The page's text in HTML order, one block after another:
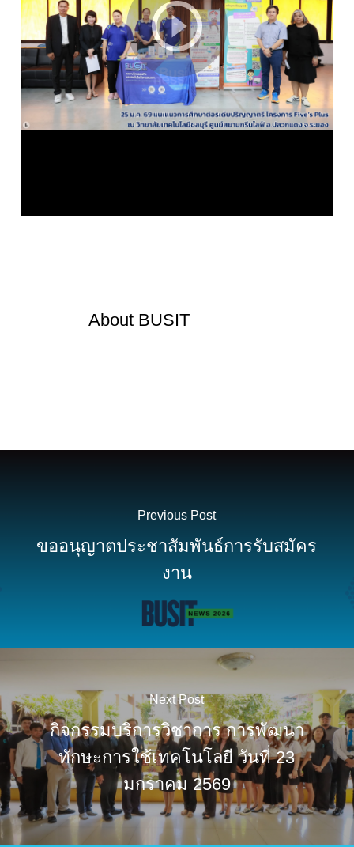
AboutBUSIT
Previous Post
ขออนุญาตประชาสัมพันธ์การรับสมัคร
งาน
Next Post
กิจกรรมบริการวิชาการ การพัฒนา
ทักษะการใช้เทคโนโลยี วันที่ 23
มกราคม 2569